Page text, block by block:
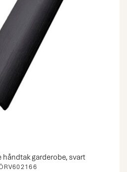
håndtak garderobe, svart